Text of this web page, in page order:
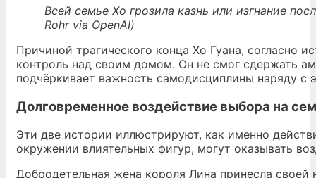
Всей семье Хо грозила казнь или изгнание
Rohr via OpenAI)
Причиной трагического конца Хо Гуана, согласно
контроль над своим домом. Он не смог сдержать
подчёркивает важность самодисциплины наряду
Долговременное воздействие выбора на
Эти две истории иллюстрируют, как именно
окружении влиятельных фигур, могут оказывать
Добродетельная жена короля Лина принесла